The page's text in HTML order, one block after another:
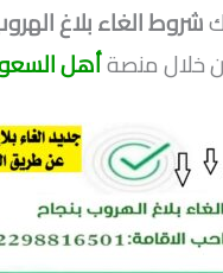
شروط الغاء بلاغ
خلال منصةأهل